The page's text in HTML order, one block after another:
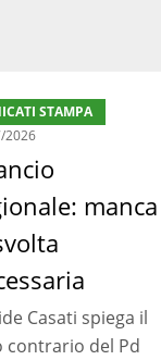
STAMPA
2026
manca
Casati spiega il
contrario del Pd